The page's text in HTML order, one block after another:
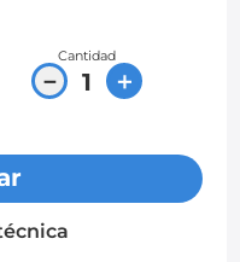
Cantidad
＋
－